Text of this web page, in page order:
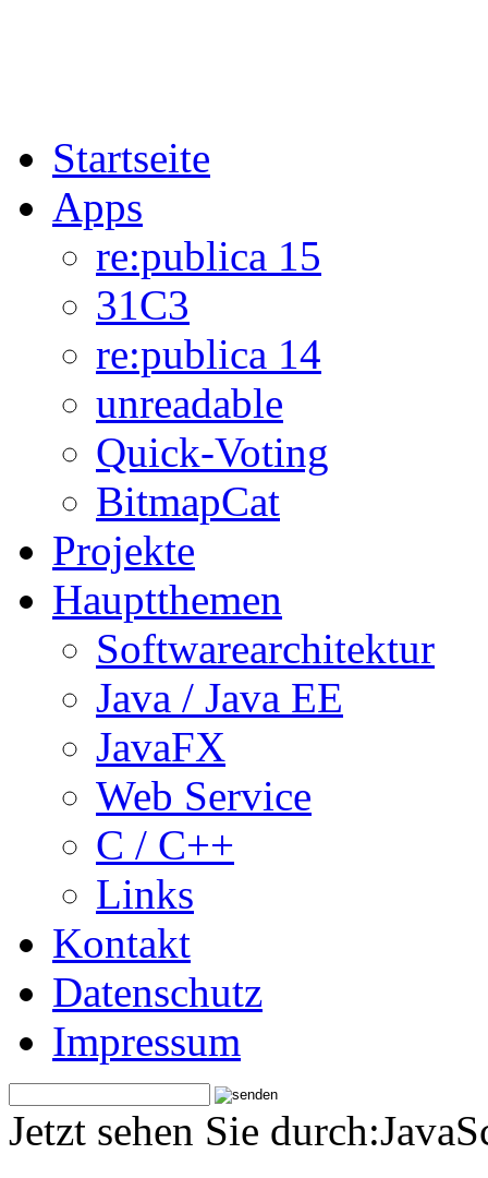
Startseite
Apps
re:publica 15
31C3
re:publica 14
unreadable
Quick-Voting
BitmapCat
Projekte
Hauptthemen
Softwarearchitektur
Java / Java EE
JavaFX
Web Service
C / C++
Links
Kontakt
Datenschutz
Impressum
Jetzt sehen Sie